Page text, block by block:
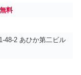
料
48-2 あひか第二ビル